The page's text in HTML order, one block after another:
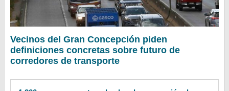
Vecinos del Gran Concepción piden
definiciones concretas sobre futuro de
corredores de transporte